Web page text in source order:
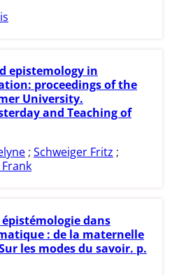
epistemology in
proceedings of the
University.
and Teaching of
; Schweiger Fritz ;
dans
: de la maternelle
les modes du savoir. p.